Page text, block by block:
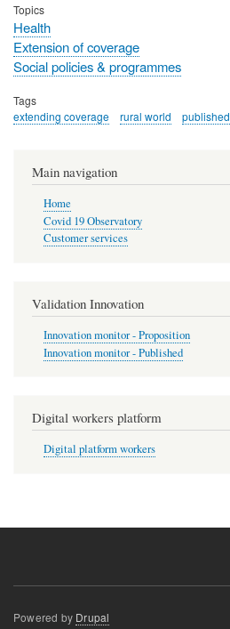
Topics
Health
Extension of coverage
Social policies & programmes
Tags
extending coverage
rural world published
Main navigation
Home
Covid 19 Observatory
Customer services
Validation Innovation
Innovation monitor - Proposition
Innovation monitor - Published
Digital workers platform
Digital platform workers
Powered by Drupal